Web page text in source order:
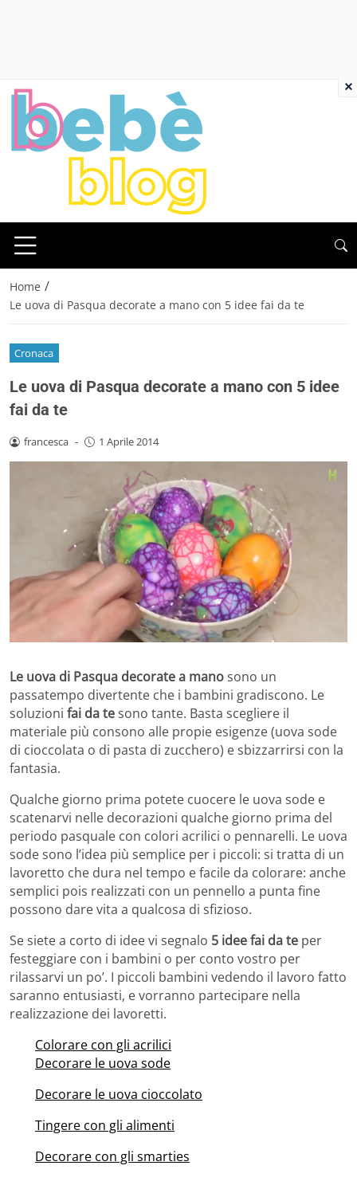
Home /
Le uova di Pasqua decorate a mano con 5 idee fai da te
Cronaca
Le uova di Pasqua decorate a mano con 5 idee
fai da te
francesca - 1 Aprile 2014
Le uova di Pasqua decorate a manosono un
passatempo divertente che i bambini gradiscono. Le
soluzioni fai da tesono tante. Basta scegliere il
materiale più consono alle propie esigenze (uova sode
di cioccolata o di pasta di zucchero) e sbizzarrirsi con la
fantasia.
Qualche giorno prima potete cuocere le uova sode e
scatenarvi nelle decorazioni qualche giorno prima del
periodo pasquale con colori acrilici o pennarelli. Le uova
sode sono l’idea più semplice per i piccoli: si tratta di un
lavoretto che dura nel tempo e facile da colorare: anche
semplici pois realizzati con un pennello a punta fine
possono dare vita a qualcosa di sfizioso.
Se siete a corto di idee vi segnalo 5 idee fai da te per
festeggiare con i bambini o per conto vostro per
rilassarvi un po’. I piccoli bambini vedendo il lavoro fatto
saranno entusiasti, e vorranno partecipare nella
realizzazione dei lavoretti.
Colorare con gli acrilici
Decorare le uova sode
Decorare le uova cioccolato
Tingere con gli alimenti
Decorare con gli smarties
×